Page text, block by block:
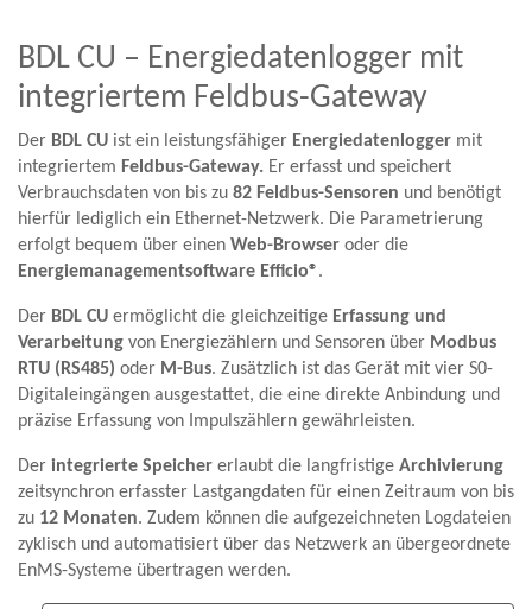
BDL CU – Energiedatenlogger mit
integriertem Feldbus-Gateway
Der BDL CU ist ein leistungsfähiger Energiedatenlogger mit
integriertem Feldbus-Gateway. Er erfasst und speichert
Verbrauchsdaten von bis zu 82 Feldbus-Sensoren und benötigt
hierfür lediglich ein Ethernet-Netzwerk. Die Parametrierung
erfolgt bequem über einen Web-Browser oder die
Energiemanagementsoftware Efficio®.
Der BDL CU ermöglicht die gleichzeitige Erfassung und
Verarbeitung von Energiezählern und Sensoren über Modbus
RTU (RS485) oder M-Bus. Zusätzlich ist das Gerät mit vier S0-
Digitaleingängen ausgestattet, die eine direkte Anbindung und
präzise Erfassung von Impulszählern gewährleisten.
Der integrierte Speicher erlaubt die langfristige Archivierung
zeitsynchron erfasster Lastgangdaten für einen Zeitraum von bis
zu 12 Monaten. Zudem können die aufgezeichneten Logdateien
zyklisch und automatisiert über das Netzwerk an übergeordnete
EnMS-Systeme übertragen werden.